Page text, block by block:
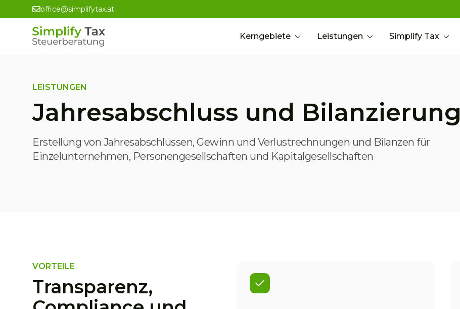
office@simplifytax.at
Kerngebiete Leistungen Simplify Tax
LEISTUNGEN
Jahresabschluss und Bilanzierung
Erstellung von Jahresabschlüssen, Gewinn und Verlustrechnungen und Bilanzen für
Einzelunternehmen, Personengesellschaften und Kapitalgesellschaften
VORTEILE
Transparenz,